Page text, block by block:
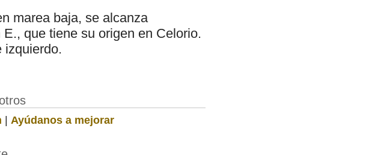
marea baja, se alcanza
que tiene su origen en Celorio.
izquierdo.
| Ayúdanos a mejorar